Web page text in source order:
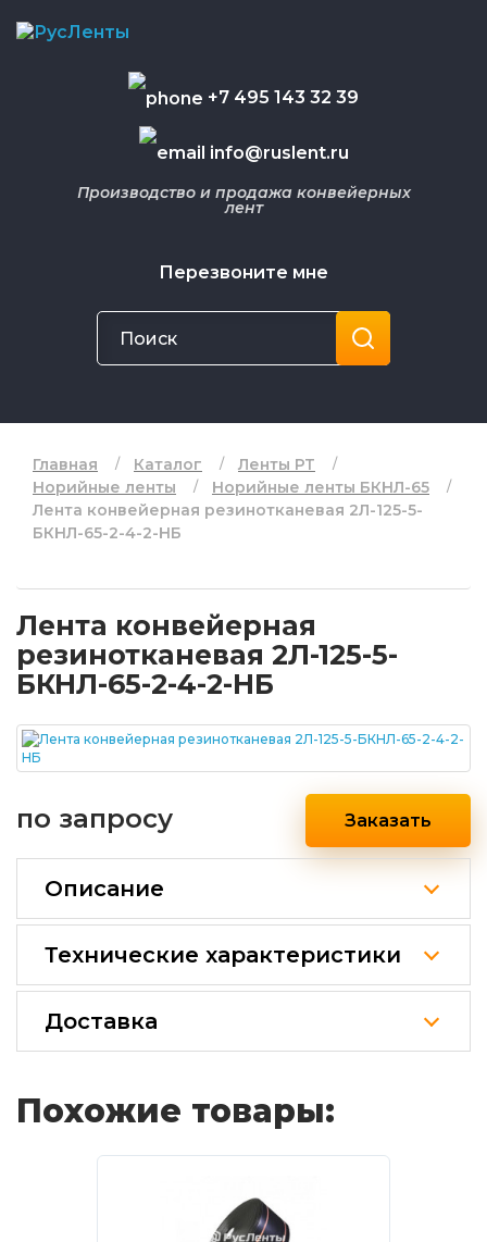
+7 495 143 32 39
info@ruslent.ru
Перезвоните мне
Производство и продажа конвейерных
лент
Главная Каталог
Ленты РТ
Норийные ленты
Норийные ленты БКНЛ-65
Лента конвейерная резинотканевая 2Л-125-5-
БКНЛ-65-2-4-2-НБ
Лента конвейерная
резинотканевая 2Л-125-5-
БКНЛ-65-2-4-2-НБ
по запросу Заказать
Описание
Технические характеристики
Доставка
Похожие товары: